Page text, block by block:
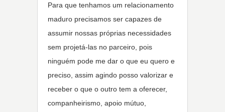
Para que tenhamos um relacionamento
maduro precisamos ser capazes de
assumir nossas próprias necessidades
sem projetá-las no parceiro, pois
ninguém pode me dar o que eu quero e
preciso, assim agindo posso valorizar e
receber o que o outro tem a oferecer,
companheirismo, apoio mútuo,